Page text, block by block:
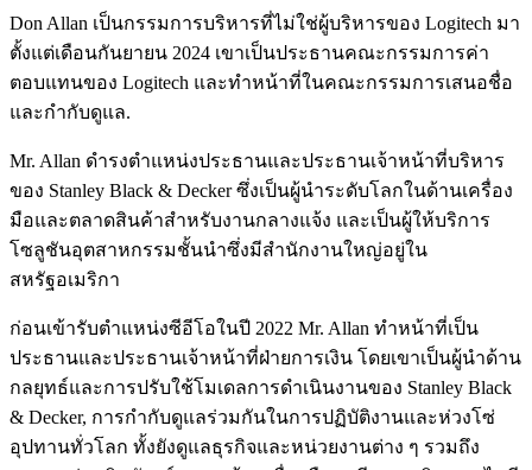
Don Allan เป็นกรรมการบริหารที่ไม่ใช่ผู้บริหารของ Logitech มา
ตั้งแต่เดือนกันยายน 2024 เขาเป็นประธานคณะกรรมการค่า
ตอบแทนของ Logitech และทำหน้าที่ในคณะกรรมการเสนอชื่อ
และกำกับดูแล.
Mr. Allan ดำรงตำแหน่งประธานและประธานเจ้าหน้าที่บริหาร
ของ Stanley Black & Decker ซึ่งเป็นผู้นำระดับโลกในด้านเครื่อง
มือและตลาดสินค้าสำหรับงานกลางแจ้ง และเป็นผู้ให้บริการ
โซลูชันอุตสาหกรรมชั้นนำซึ่งมีสำนักงานใหญ่อยู่ใน
สหรัฐอเมริกา
ก่อนเข้ารับตำแหน่งซีอีโอในปี 2022 Mr. Allan ทำหน้าที่เป็น
ประธานและประธานเจ้าหน้าที่ฝ่ายการเงิน โดยเขาเป็นผู้นำด้าน
กลยุทธ์และการปรับใช้โมเดลการดำเนินงานของ Stanley Black
& Decker, การกำกับดูแลร่วมกันในการปฏิบัติงานและห่วงโซ่
อุปทานทั่วโลก ทั้งยังดูแลธุรกิจและหน่วยงานต่าง ๆ รวมถึง